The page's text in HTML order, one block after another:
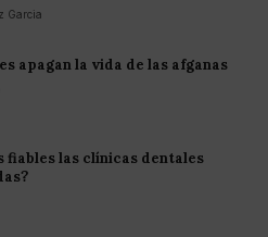
Garcia
apagan la vida de las afganas
fiables las clínicas dentales